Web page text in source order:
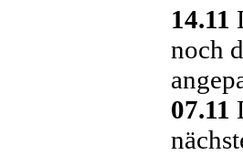
14.11
noch
07.11